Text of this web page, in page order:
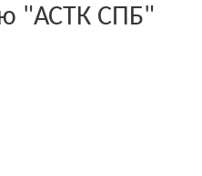
"АСТК СПБ"